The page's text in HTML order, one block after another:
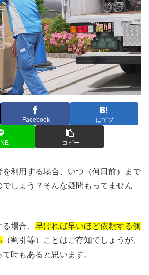
Facebook はてブ
コピー
利用する場合、いつ（何日前）まで
しょう？そんな疑問もってません
場合、 早ければ早いほど依頼する側
（割引等）ことはご存知でしょうが、
時もあると思います。